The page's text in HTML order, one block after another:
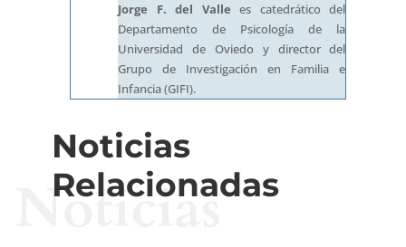
Jorge F. del Valle es catedrático del
Departamento de Psicología de la
Universidad de Oviedo y director del
Grupo de Investigación en Familia e
Infancia (GIFI).
Noticias
Relacionadas
Noticias